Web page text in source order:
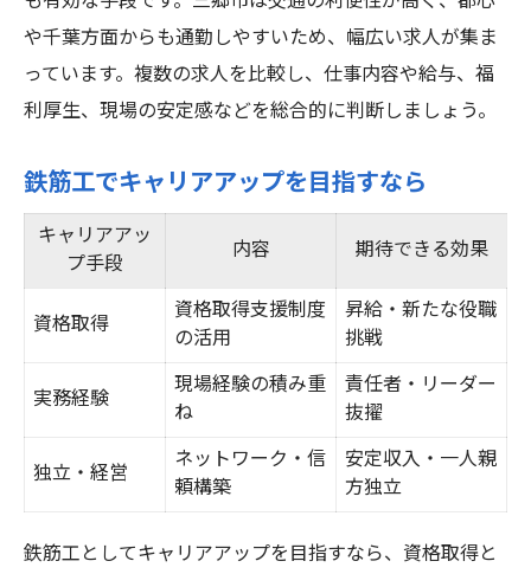
や千葉方面からも通勤しやすいため、幅広い求人が集ま
っています。複数の求人を比較し、仕事内容や給与、福
利厚生、現場の安定感などを総合的に判断しましょう。
鉄筋工でキャリアアップを目指すなら
キャリアアッ
プ手段
内容 期待できる効果
資格取得
資格取得支援制度
の活用
昇給・新たな役職
挑戦
実務経験
現場経験の積み重
ね
責任者・リーダー
抜擢
独立・経営
ネットワーク・信
頼構築
安定収入・一人親
方独立
鉄筋工としてキャリアアップを目指すなら、資格取得と